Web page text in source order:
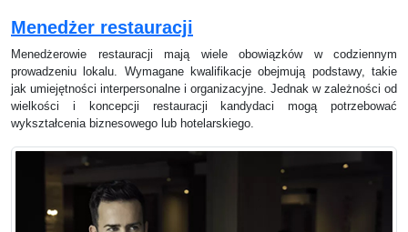
Menedżer restauracji
Menedżerowie restauracji mają wiele obowiązków w codziennym
prowadzeniu lokalu. Wymagane kwalifikacje obejmują podstawy, takie
jak umiejętności interpersonalne i organizacyjne. Jednak w zależności od
wielkości i koncepcji restauracji kandydaci mogą potrzebować
wykształcenia biznesowego lub hotelarskiego.